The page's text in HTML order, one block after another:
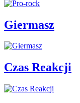
Giermasz
Czas Reakcji